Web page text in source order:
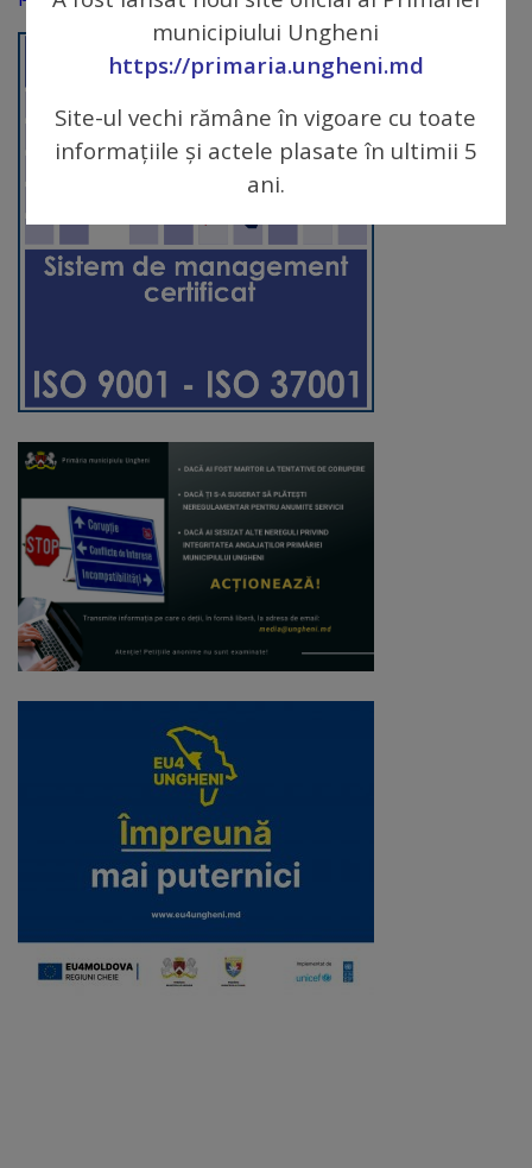
Galerii
Administrație
Primărie
Primar
Organigrama
Aparatul
primăriei
Regulamentul
de
funcționare
Integritate
calitate
Consiliul
Municipal
Secretar
municipiului Ungheni
https://primaria.ungheni.md
Site-ul vechi rămâne în vigoare cu toate
informațiile și actele plasate în ultimii 5
ani.